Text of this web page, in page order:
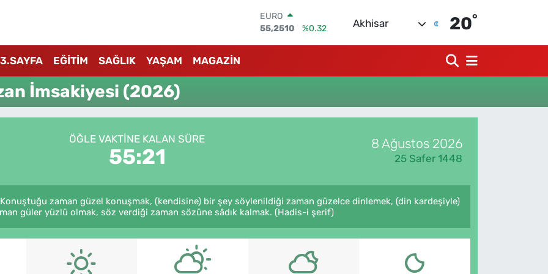
55,2510
STERLİN
64.960,21
%0.87
Akhisar 20°
3.SAYFA EĞİTİM SAĞLIK YAŞAM MAGAZİN
İmsakiyesi (2026)
ÖĞLE VAKTINE KALAN SÜRE
55:20
8 Ağustos 2026
25 Safer 1448
zaman güzel konuşmak, (kendisine) bir şey söylenildiği zaman güzelce dinlemek, (din kardeşiyle)
güler yüzlü olmak, söz verdiği zaman sözüne sâdık kalmak. (Hadis-i şerif)